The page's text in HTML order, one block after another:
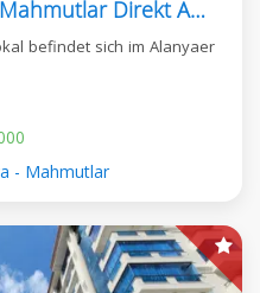
Eckladen Mit 100 M² In Mahmutlar Direkt Am Meer
befindet sich im Alanyaer
- Mahmutlar